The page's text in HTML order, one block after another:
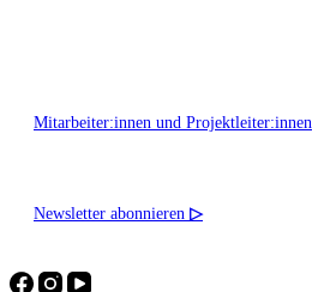
Mitarbeiter:innen und Projektleiter:innen
Newsletter abonnieren ▷